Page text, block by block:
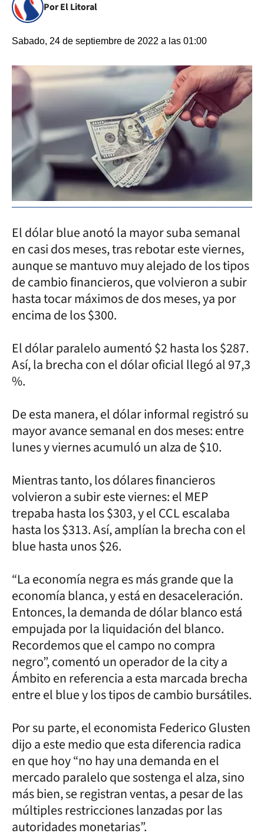
Por El Litoral
Sabado, 24 de septiembre de 2022 a las 01:00
El dólar blue anotó la mayor suba semanal
en casi dos meses, tras rebotar este viernes,
aunque se mantuvo muy alejado de los tipos
de cambio financieros, que volvieron a subir
hasta tocar máximos de dos meses, ya por
encima de los $300.
El dólar paralelo aumentó $2 hasta los $287.
Así, la brecha con el dólar oficial llegó al 97,3
%.
De esta manera, el dólar informal registró su
mayor avance semanal en dos meses: entre
lunes y viernes acumuló un alza de $10.
Mientras tanto, los dólares financieros
volvieron a subir este viernes: el MEP
trepaba hasta los $303, y el CCL escalaba
hasta los $313. Así, amplían la brecha con el
blue hasta unos $26.
“La economía negra es más grande que la
economía blanca, y está en desaceleración.
Entonces, la demanda de dólar blanco está
empujada por la liquidación del blanco.
Recordemos que el campo no compra
negro”, comentó un operador de la city a
Ámbito en referencia a esta marcada brecha
entre el blue y los tipos de cambio bursátiles.
Por su parte, el economista Federico Glusten
dijo a este medio que esta diferencia radica
en que hoy “no hay una demanda en el
mercado paralelo que sostenga el alza, sino
más bien, se registran ventas, a pesar de las
múltiples restricciones lanzadas por las
autoridades monetarias”.